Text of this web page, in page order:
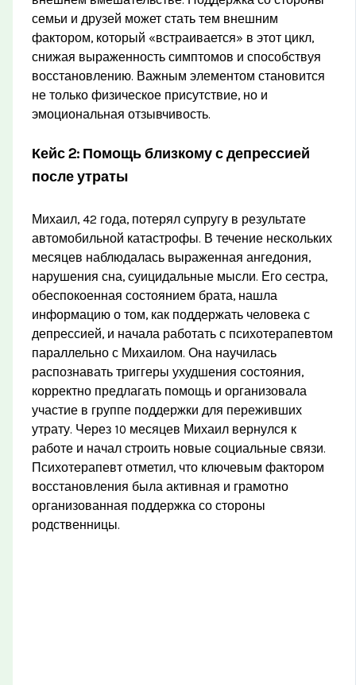
семьи и друзей может стать тем внешним
фактором, который «встраивается» в этот цикл,
снижая выраженность симптомов и способствуя
восстановлению. Важным элементом становится
не только физическое присутствие, но и
эмоциональная отзывчивость.
Кейс 2: Помощь близкому с депрессией
после утраты
Михаил, 42 года, потерял супругу в результате
автомобильной катастрофы. В течение нескольких
месяцев наблюдалась выраженная ангедония,
нарушения сна, суицидальные мысли. Его сестра,
обеспокоенная состоянием брата, нашла
информацию о том, как поддержать человека с
депрессией, и начала работать с психотерапевтом
параллельно с Михаилом. Она научилась
распознавать триггеры ухудшения состояния,
корректно предлагать помощь и организовала
участие в группе поддержки для переживших
утрату. Через 10 месяцев Михаил вернулся к
работе и начал строить новые социальные связи.
Психотерапевт отметил, что ключевым фактором
восстановления была активная и грамотно
организованная поддержка со стороны
родственницы.